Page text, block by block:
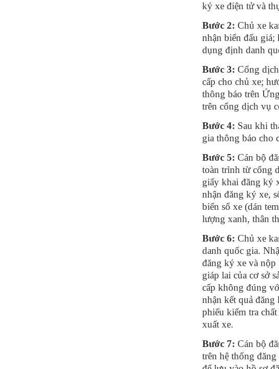
ký xe điện tử và
Bước 2:Chủ xe
nhận biển đấu
dụng định danh
Bước 3: Cổng
cấp cho chủ xe;
thông báo trên
trên cổng dịch vụ
Bước 4: Sau khi
gia thông báo cho
Bước 5: Cán bộ
toàn trình từ cổng
giấy khai đăng ký
nhận đăng ký xe,
biển số xe (dán
lượng xanh, thân
Bước 6: Chủ xe
danh quốc gia.
đăng ký xe và nộp
giáp lai của cơ sở
cấp không đúng
nhận kết quả
phiếu kiểm tra
xuất xe.
Bước 7: Cán bộ
trên hệ thống